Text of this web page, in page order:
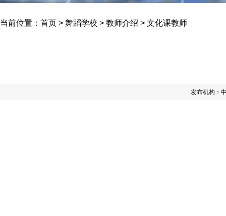
当前位置： 首页 > 舞蹈学校 > 教师介绍 > 文化课教师
发布机构：